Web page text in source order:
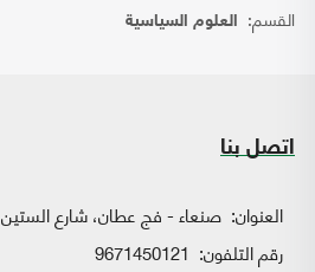
القسم: العلوم السياسية
اتصل بنا
العنوان: صنعاء - فج عطان، شارع الستين
رقم التلفون: 9671450121